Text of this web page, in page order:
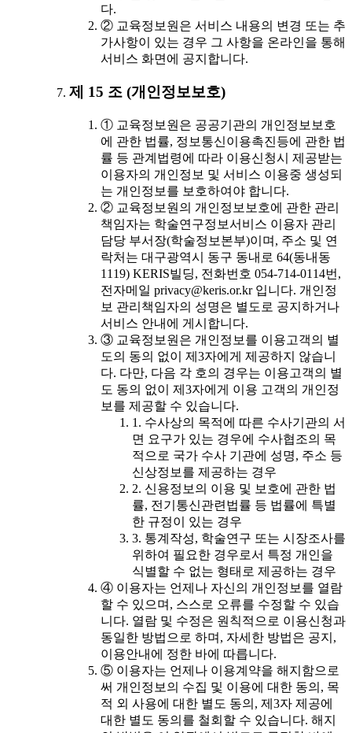
다.
② 교육정보원은 서비스 내용의 변경 또는 추
가사항이 있는 경우 그 사항을 온라인을 통해
서비스 화면에 공지합니다.
제 15 조 (개인정보보호)
① 교육정보원은 공공기관의 개인정보보호
에 관한 법률, 정보통신이용촉진등에 관한 법
률 등 관계법령에 따라 이용신청시 제공받는
이용자의 개인정보 및 서비스 이용중 생성되
는 개인정보를 보호하여야 합니다.
② 교육정보원의 개인정보보호에 관한 관리
책임자는 학술연구정보서비스 이용자 관리
담당 부서장(학술정보본부)이며, 주소 및 연
락처는 대구광역시 동구 동내로 64(동내동
1119) KERIS빌딩, 전화번호 054-714-0114번,
전자메일 privacy@keris.or.kr 입니다. 개인정
보 관리책임자의 성명은 별도로 공지하거나
서비스 안내에 게시합니다.
③ 교육정보원은 개인정보를 이용고객의 별
도의 동의 없이 제3자에게 제공하지 않습니
다. 다만, 다음 각 호의 경우는 이용고객의 별
도 동의 없이 제3자에게 이용 고객의 개인정
보를 제공할 수 있습니다.
1. 수사상의 목적에 따른 수사기관의 서
면 요구가 있는 경우에 수사협조의 목
적으로 국가 수사 기관에 성명, 주소 등
신상정보를 제공하는 경우
2. 신용정보의 이용 및 보호에 관한 법
률, 전기통신관련법률 등 법률에 특별
한 규정이 있는 경우
3. 통계작성, 학술연구 또는 시장조사를
위하여 필요한 경우로서 특정 개인을
식별할 수 없는 형태로 제공하는 경우
④ 이용자는 언제나 자신의 개인정보를 열람
할 수 있으며, 스스로 오류를 수정할 수 있습
니다. 열람 및 수정은 원칙적으로 이용신청과
동일한 방법으로 하며, 자세한 방법은 공지,
이용안내에 정한 바에 따릅니다.
⑤ 이용자는 언제나 이용계약을 해지함으로
써 개인정보의 수집 및 이용에 대한 동의, 목
적 외 사용에 대한 별도 동의, 제3자 제공에
대한 별도 동의를 철회할 수 있습니다. 해지